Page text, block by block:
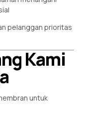
pelanggan prioritas
Kami
untuk